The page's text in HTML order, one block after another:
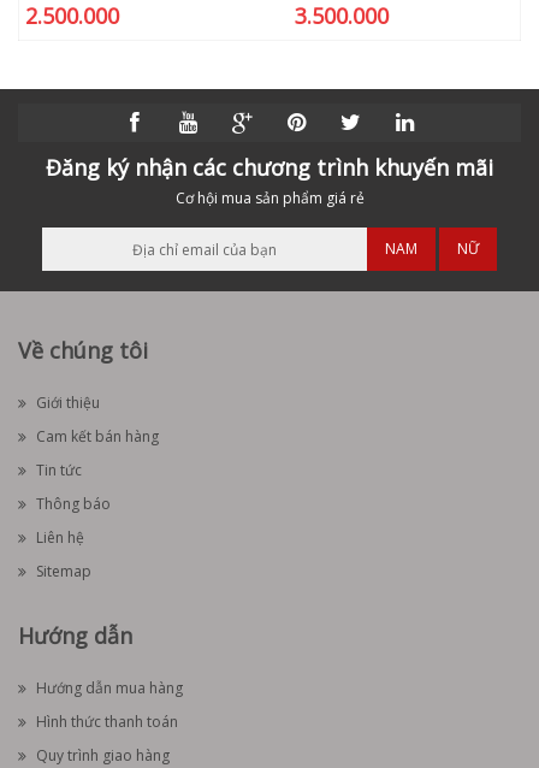
2.500.000 3.500.000
Đăng ký nhận các chương trình khuyến mãi
Cơ hội mua sản phẩm giá rẻ
NAM NỮ
Về chúng tôi
Giới thiệu
Cam kết bán hàng
Tin tức
Thông báo
Liên hệ
Sitemap
Hướng dẫn
Hướng dẫn mua hàng
Hình thức thanh toán
Quy trình giao hàng